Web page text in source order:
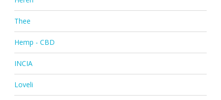
Thee
Hemp - CBD
INCIA
Loveli